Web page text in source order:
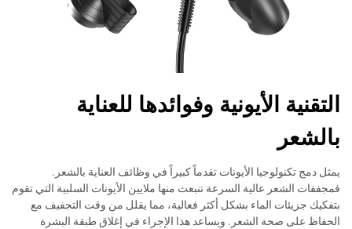
التقنية الأيونية وفوائدها للعناية
بالشعر
يمثل دمج تكنولوجيا الأيونات تقدماً كبيراً في وظائف العناية بالشعر.
فمجففات الشعر عالية السرعة تنبعث منها ملايين الأيونات السلبية التي تقوم
بتفكيك جزيئات الماء بشكل أكثر فعالية، مما يقلل من وقت التجفيف مع
الحفاظ على صحة الشعر. ويساعد هذا الإجراء في إغلاق طبقة البشرة